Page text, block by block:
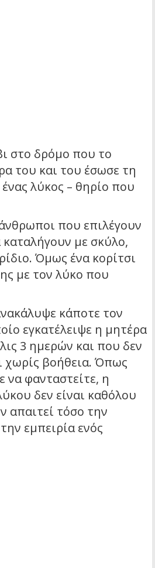
στο δρόμο που το
του και του έσωσε τη
λύκος – θηρίο που
που επιλέγουν
καταλήγουν με σκύλο,
Όμως ένα κορίτσι
με τον λύκο που
κάποτε τον
εγκατέλειψε η μητέρα
3 ημερών και που δεν
χωρίς βοήθεια. Όπως
να φανταστείτε, η
δεν είναι καθόλου
απαιτεί τόσο την
εμπειρία ενός